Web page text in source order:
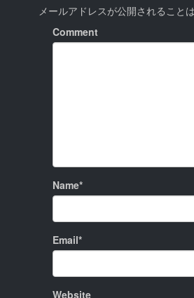
メールアドレスが公開されること
Comment
Name*
Email*
Website